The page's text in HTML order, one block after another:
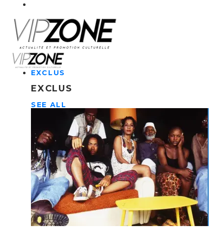
EXCLUS
EXCLUS
SEE ALL